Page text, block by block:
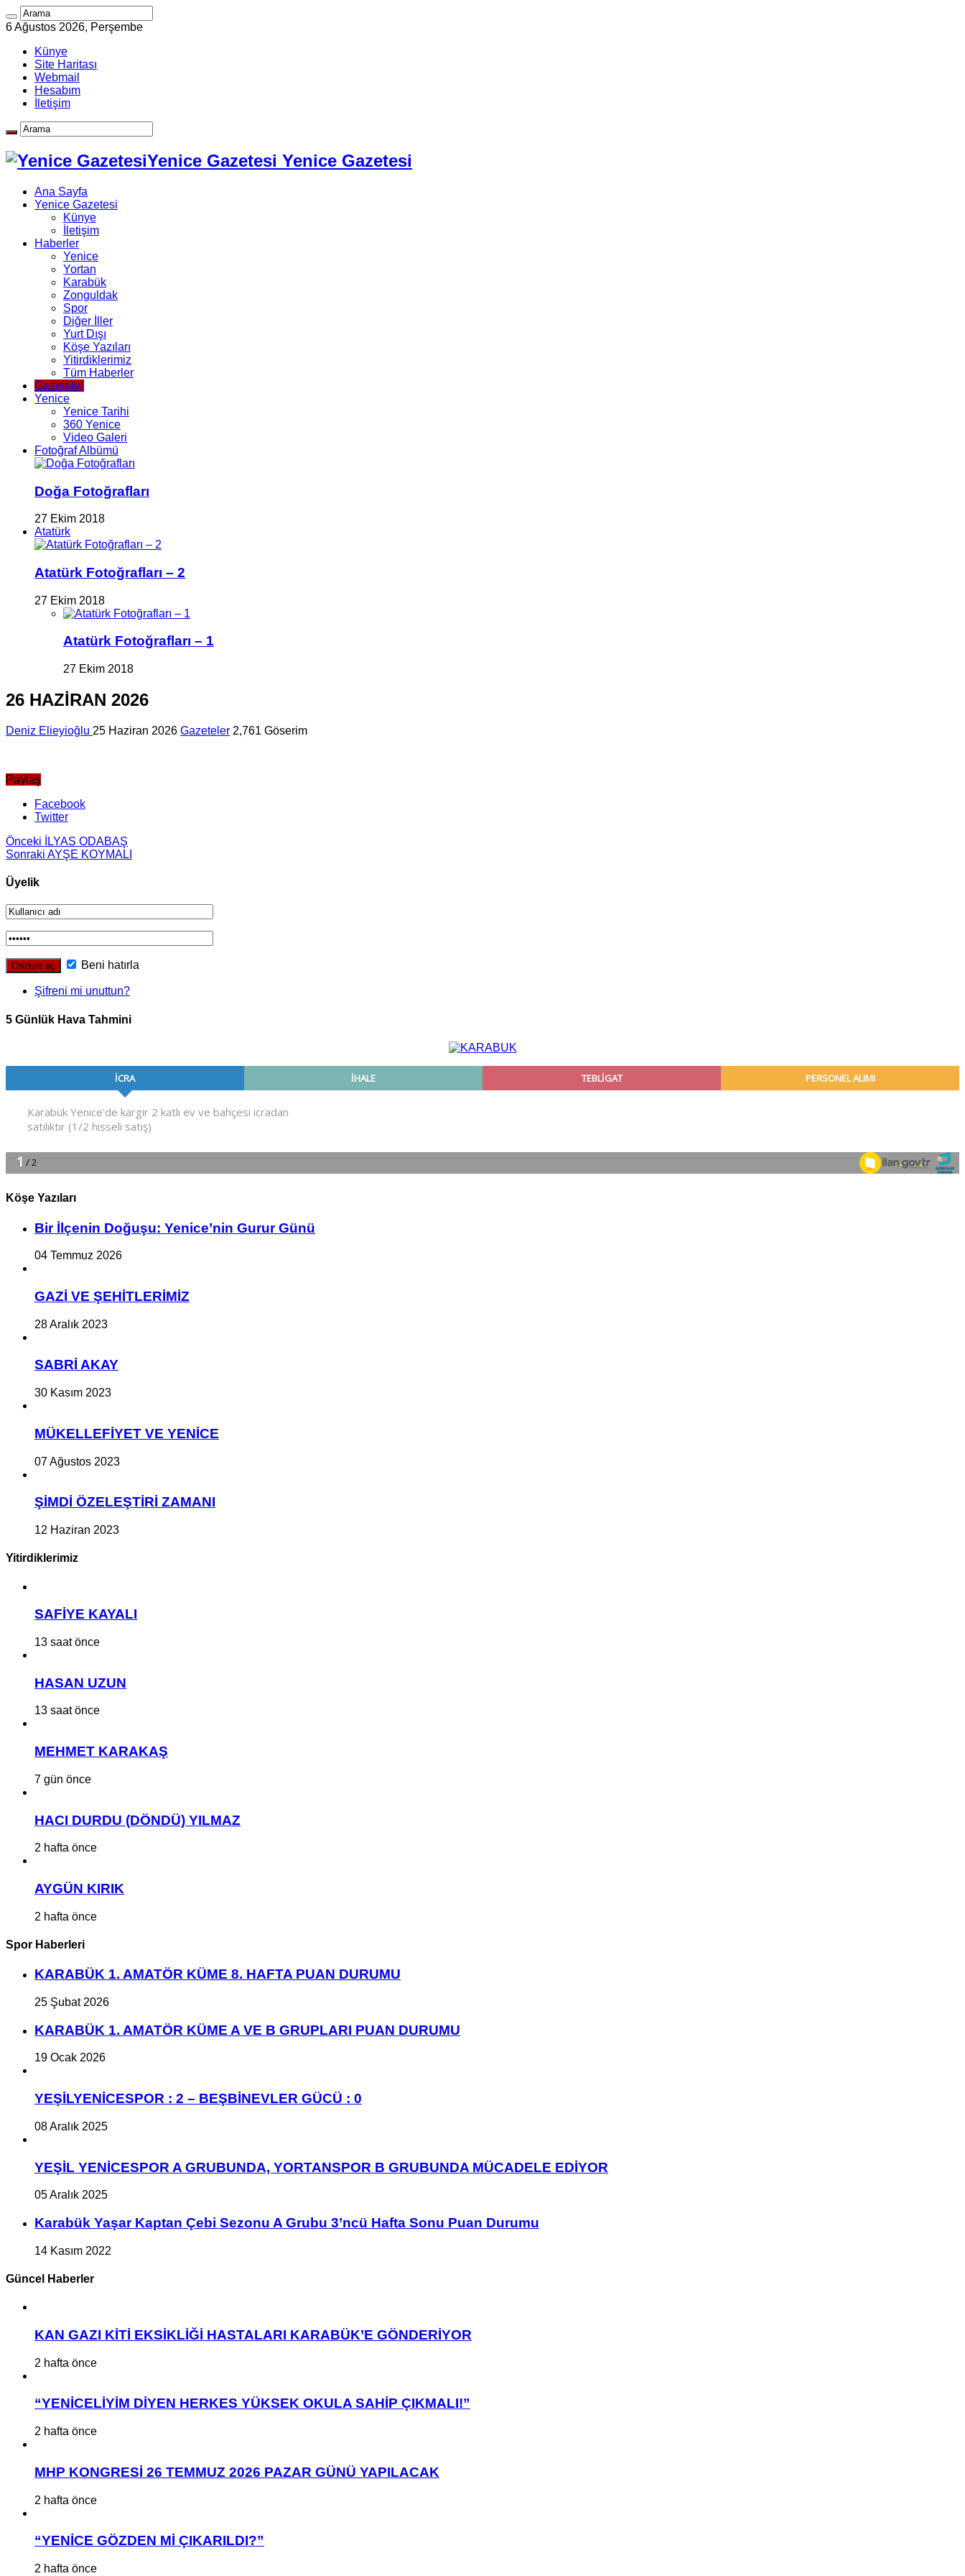
6 Ağustos 2026, Perşembe
Künye
Site Haritası
Webmail
Hesabım
İletişim
Yenice Gazetesi Yenice Gazetesi
Ana Sayfa
Yenice Gazetesi
Künye
İletişim
Haberler
Yenice
Yortan
Karabük
Zonguldak
Spor
Diğer İller
Yurt Dışı
Köşe Yazıları
Yitirdiklerimiz
Tüm Haberler
Gazeteler
Yenice
Yenice Tarihi
360 Yenice
Video Galeri
Fotoğraf Albümü
Doğa Fotoğrafları
27 Ekim 2018
Atatürk
Atatürk Fotoğrafları – 2
27 Ekim 2018
Atatürk Fotoğrafları – 1
27 Ekim 2018
26 HAZİRAN 2026
Deniz Elieyioğlu 25 Haziran 2026 Gazeteler 2,761 Göserim
Paylaş
Facebook
Twitter
Önceki İLYAS ODABAŞ
Sonraki AYŞE KOYMALI
Üyelik
Beni hatırla
Şifreni mi unuttun?
5 Günlük Hava Tahmini
Köşe Yazıları
Bir İlçe­nin Do­ğu­şu: Ye­ni­ce’nin Gurur Günü
04 Temmuz 2026
GAZİ VE ŞEHİTLERİMİZ
28 Aralık 2023
SABRİ AKAY
30 Kasım 2023
MÜKELLEFİYET VE YENİCE
07 Ağustos 2023
ŞİMDİ ÖZELEŞTİRİ ZAMANI
12 Haziran 2023
Yitirdiklerimiz
SAFİYE KAYALI
13 saat önce
HASAN UZUN
13 saat önce
MEHMET KARAKAŞ
7 gün önce
HACI DURDU (DÖNDÜ) YILMAZ
2 hafta önce
AYGÜN KIRIK
2 hafta önce
Spor Haberleri
KARABÜK 1. AMATÖR KÜME 8. HAFTA PUAN DURUMU
25 Şubat 2026
KARABÜK 1. AMATÖR KÜME A VE B GRUPLARI PUAN DURUMU
19 Ocak 2026
YEŞİLYENİCESPOR : 2 – BEŞBİNEVLER GÜCÜ : 0
08 Aralık 2025
YEŞİL YENİCESPOR A GRUBUNDA, YORTANSPOR B GRUBUNDA MÜCADELE EDİYOR
05 Aralık 2025
Karabük Yaşar Kaptan Çebi Sezonu A Grubu 3’ncü Hafta Sonu Puan Durumu
14 Kasım 2022
Güncel Haberler
KAN GAZI KİTİ EKSİKLİĞİ HASTALARI KARABÜK’E GÖNDERİYOR
2 hafta önce
“YENİCELİYİM DİYEN HERKES YÜKSEK OKULA SAHİP ÇIKMALI!”
2 hafta önce
MHP KONGRESİ 26 TEMMUZ 2026 PAZAR GÜNÜ YAPILACAK
2 hafta önce
“YENİCE GÖZDEN Mİ ÇIKARILDI?”
2 hafta önce